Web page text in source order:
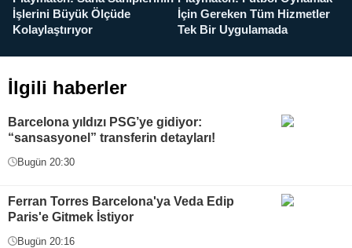
İşlerini Büyük Ölçüde
Kolaylaştırıyor
İçin Gereken Tüm Hizmetler
Tek Bir Uygulamada
İlgili haberler
Barcelona yıldızı PSG’ye gidiyor:
“sansasyonel” transferin detayları!
Bugün 20:30
Ferran Torres Barcelona'ya Veda Edip
Paris'e Gitmek İstiyor
Bugün 20:16